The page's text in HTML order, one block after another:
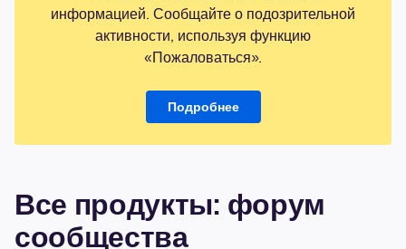
информацией. Сообщайте о подозрительной
активности, используя функцию
«Пожаловаться».
Подробнее
Все продукты: форум
сообщества